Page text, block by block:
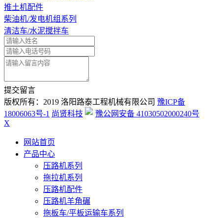
推土机配件
柴油机/发电机组系列
清洁车/水泥搅拌车
提交留言
版权所有：2019 洛阳路泰工程机械有限公司 豫ICP备
18006063号-1 尚贤科技
豫公网安备 41030502000240号
X
网站首页
产品中心
压路机系列
拖拉机系列
压路机配件
压路机羊角碾
拖板车/平板运输车系列